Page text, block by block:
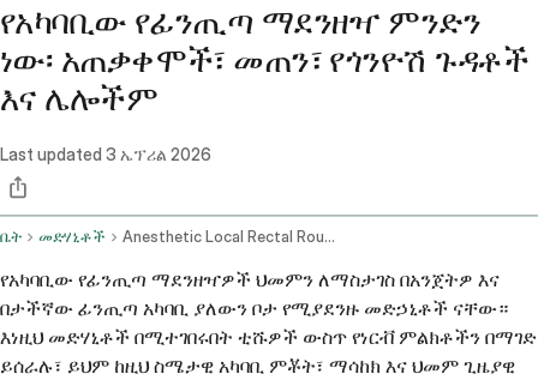
የአካባቢው የፊንጢጣ ማደንዘዣ ምንድን
ነው፡ አጠቃቀሞች፣ መጠን፣ የጎንዮሽ ጉዳቶች
እና ሌሎችም
Last updated 3 ኤፕሪል 2026
ቤት መድሃኒቶች Anesthetic Local Rectal Route
የአካባቢው የፊንጢጣ ማደንዘዣዎች ህመምን ለማስታገስ በአንጀትዎ እና
በታችኛው ፊንጢጣ አካባቢ ያለውን ቦታ የሚያደንዙ መድኃኒቶች ናቸው።
እነዚህ መድሃኒቶች በሚተገበሩበት ቲሹዎች ውስጥ የነርቭ ምልክቶችን በማገድ
ይሰራሉ፣ ይህም ከዚህ ስሜታዊ አካባቢ ምቾት፣ ማሳከክ እና ህመም ጊዜያዊ